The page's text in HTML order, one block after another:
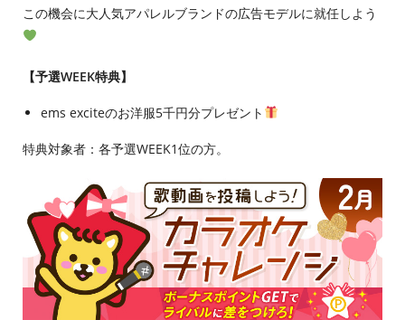
この機会に大人気アパレルブランドの広告モデルに就任しよう
【予選WEEK特典】
ems exciteのお洋服5千円分プレゼント
特典対象者：各予選WEEK1位の方。